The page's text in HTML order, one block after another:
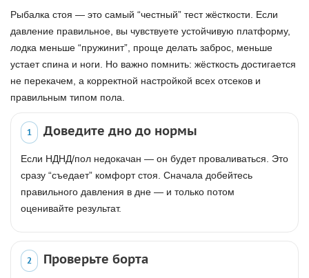
Рыбалка стоя — это самый “честный” тест жёсткости. Если
давление правильное, вы чувствуете устойчивую платформу,
лодка меньше “пружинит”, проще делать заброс, меньше
устает спина и ноги. Но важно помнить: жёсткость достигается
не перекачем, а корректной настройкой всех отсеков и
правильным типом пола.
1 Доведите дно до нормы
Если НДНД/пол недокачан — он будет проваливаться. Это
сразу “съедает” комфорт стоя. Сначала добейтесь
правильного давления в дне — и только потом
оценивайте результат.
2 Проверьте борта